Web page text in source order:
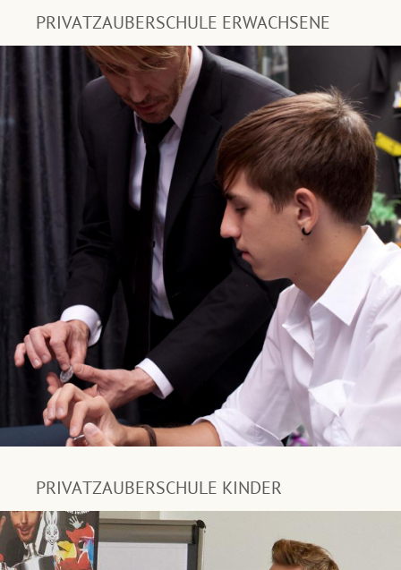
PRIVATZAUBERSCHULE ERWACHSENE
PRIVATZAUBERSCHULE KINDER